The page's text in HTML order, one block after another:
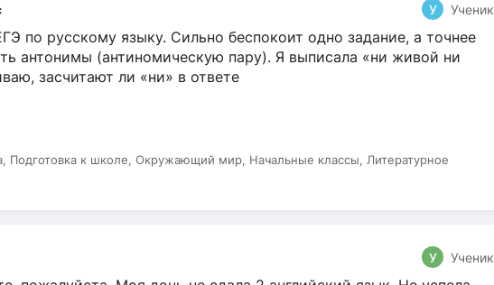
У Ученик
по русскому языку. Сильно беспокоит одно задание, а точнее
антонимы (антиномическую пару). Я выписала «ни живой ни
засчитают ли «ни» в ответе
Подготовка к школе, Окружающий мир, Начальные классы, Литературное
У Ученик